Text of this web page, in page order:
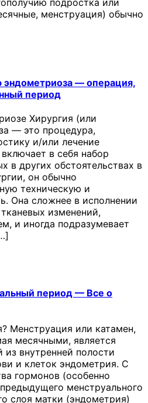
менструация) обычно
— операция,
период
Хирургия (или
— это процедура,
и/или лечение
в себя набор
в других обстоятельствах в
он обычно
техническую и
Она сложнее в исполнении
изменений,
и иногда подразумевает
период — Все о
Менструация или катамен,
месячными, является
из внутренней полости
и клеток эндометрия. С
гормонов (особенно
менструального
слоя матки (эндометрия)